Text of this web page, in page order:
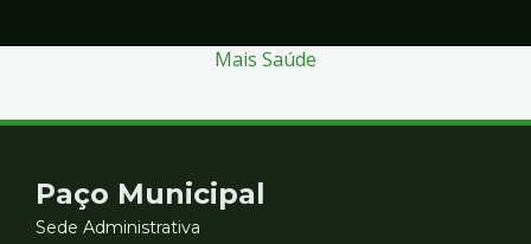
Mais Saúde
Contato
Paço Municipal
Sede Administrativa